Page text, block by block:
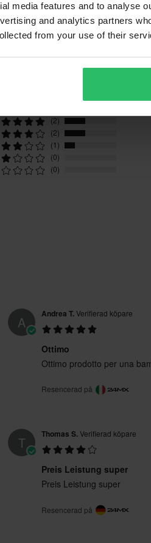
media features and to analyse
and analytics partners
from your use of their
(2)
(2)
(1)
(0)
(0)
A Andrea T.Verifierad köpare
Ottimo
Ottimo prodotto per una
Resencerad på
T Thomas S.Verifierad köpare
Preis Leistung super
Preis Leistung super
Resencerad på